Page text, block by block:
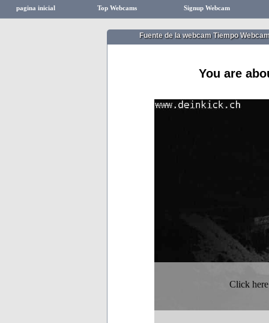
pagina inicial Top Webcams Signup Webcam
Fuente de la webcam Tiempo
You are
Click